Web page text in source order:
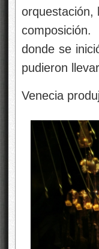
orquestación,
composición.
donde se
pudieron
Venecia